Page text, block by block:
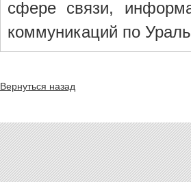
сфере связи,
коммуникаций по
Вернуться назад